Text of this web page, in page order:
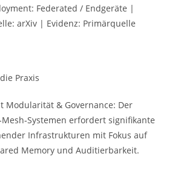
Federated / Endgeräte |
arXiv | Evidenz: Primärquelle
Praxis
Modularität & Governance: Der
erfordert signifikante
Infrastrukturen mit Fokus auf
Memory und Auditierbarkeit.